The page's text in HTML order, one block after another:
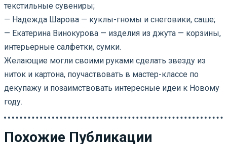
текстильные сувениры;
— Надежда Шарова — куклы-гномы и снеговики, саше;
— Екатерина Винокурова — изделия из джута — корзины,
интерьерные салфетки, сумки.
Желающие могли своими руками сделать звезду из
ниток и картона, поучаствовать в мастер-классе по
декупажу и позаимствовать интересные идеи к Новому
году.
Похожие Публикации